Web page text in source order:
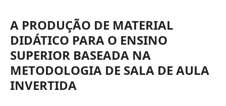
A PRODUÇÃO DE MATERIAL
DIDÁTICO PARA O ENSINO
SUPERIOR BASEADA NA
METODOLOGIA DE SALA DE AULA
INVERTIDA